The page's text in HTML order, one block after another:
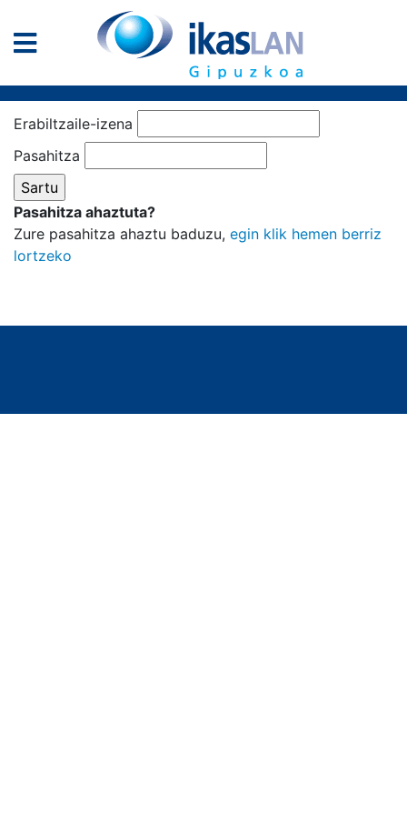
Erabiltzaile-izena
Pasahitza
Pasahitza ahaztuta?
Zure pasahitza ahaztu baduzu, egin klik hemen berriz
lortzeko